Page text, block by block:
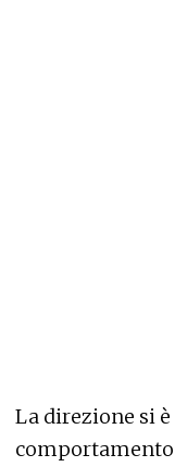
La direzione si